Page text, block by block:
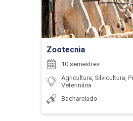
ESTUDOS INTEGRADOS
AGRÁRIAS
30
Zootecnia
10 semestres
Agricultura, Silvicultura,
Veterinária
Bacharelado
Ir para Inscrição